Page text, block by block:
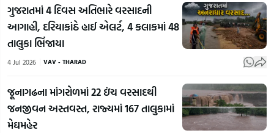
ગુજરાતમાં 4 દિવસ અતિભારે વરસાદની
આગાહી, દરિયાકાંઠે હાઈ એલર્ટ, 4 કલાકમાં 48
તાલુકા ભિંજાયા
4 Jul 2026 VAV - THARAD
જૂનાગઢના માંગરોળમાં 22 ઇંચ વરસાદથી
જનજીવન અસ્તવસ્ત, રાજ્યમાં 167 તાલુકામાં
મેઘમહેર